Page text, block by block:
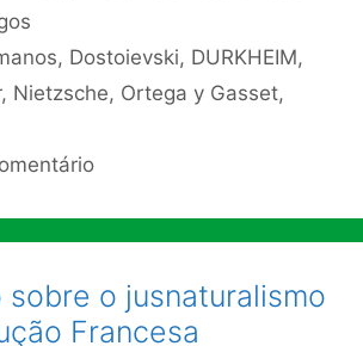
, Dostoievski, DURKHEIM,
, Nietzsche, Ortega y Gasset,
sobre o jusnaturalismo
Francesa